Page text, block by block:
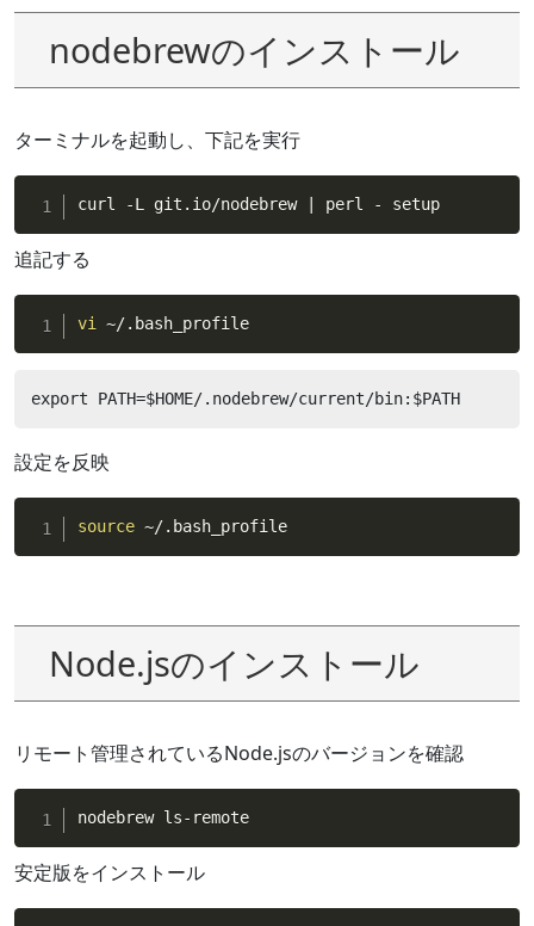
nodebrewのインストール
ターミナルを起動し、下記を実行
curl -L git.io/nodebrew perl - setup
追記する
vi ~/.bash_profile
export PATH=$HOME/.nodebrew/current/bin:$PATH
設定を反映
source ~/.bash_profile
Node.jsのインストール
リモート管理されているNode.jsのバージョンを確認
nodebrew ls-remote
安定版をインストール